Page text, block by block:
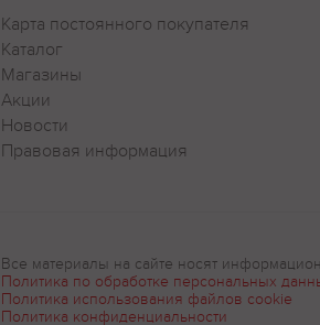
Карта постоянного покупателя
Каталог
Магазины
Акции
Новости
Правовая информация
Все материалы на сайте носят
Политика по обработке персональных
Политика использования файлов cookie
Политика конфиденциальности